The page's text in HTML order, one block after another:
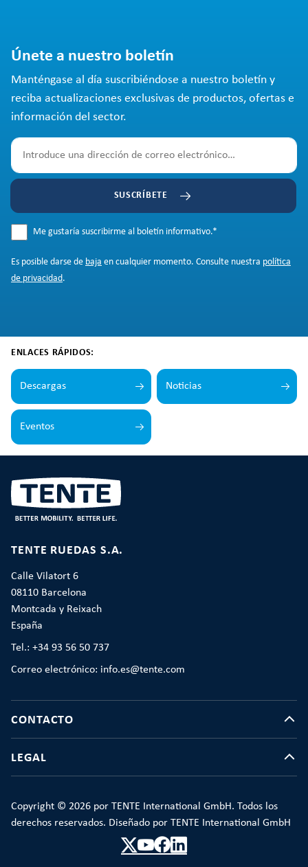
Únete a nuestro boletín
Manténgase al día suscribiéndose a nuestro boletín y
reciba actualizaciones exclusivas de productos, ofertas e
información del sector.
SUSCRÍBETE
Me gustaría suscribirme al boletín informativo.*
Es posible darse de baja en cualquier momento. Consulte nuestra política
de privacidad.
ENLACES RÁPIDOS:
Descargas Noticias
Eventos
TENTE RUEDAS S.A.
Calle Vilatort 6
08110 Barcelona
Montcada y Reixach
España
Tel.: +34 93 56 50 737
Correo electrónico: info.es@tente.com
CONTACTO
LEGAL
Copyright © 2026 por TENTE International GmbH. Todos los
derechos reservados. Diseñado por TENTE International GmbH